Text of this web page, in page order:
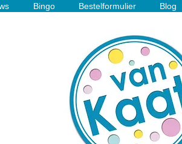
Bingo Bestelformulier Blog